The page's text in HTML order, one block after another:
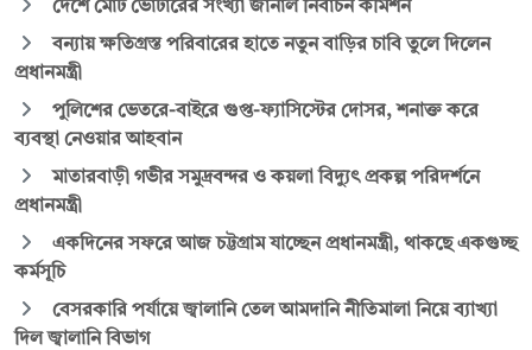
দেশে মোট ভোটারের সংখ্যা জানাল নির্বাচন কমিশন
বন্যায় ক্ষতিগ্রস্ত পরিবারের হাতে নতুন বাড়ির চাবি তুলে দিলেন
প্রধানমন্ত্রী
পুলিশের ভেতরে-বাইরে গুপ্ত-ফ্যাসিস্টের দোসর, শনাক্ত করে
ব্যবস্থা নেওয়ার আহবান
মাতারবাড়ী গভীর সমুদ্রবন্দর ও কয়লা বিদ্যুৎ প্রকল্প পরিদর্শনে
প্রধানমন্ত্রী
একদিনের সফরে আজ চট্টগ্রাম যাচ্ছেন প্রধানমন্ত্রী, থাকছে একগুচ্ছ
কর্মসূচি
বেসরকারি পর্যায়ে জ্বালানি তেল আমদানি নীতিমালা নিয়ে ব্যাখ্যা
দিল জ্বালানি বিভাগ